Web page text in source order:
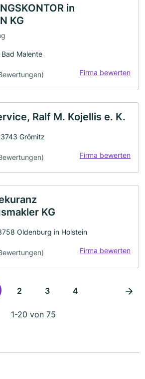
in
KG
Malente
Firma bewerten
Ralf M. Kojellis e. K.
Grömitz
Firma bewerten
KG
Oldenburg in Holstein
Firma bewerten
2 3 4
1-20 von 75